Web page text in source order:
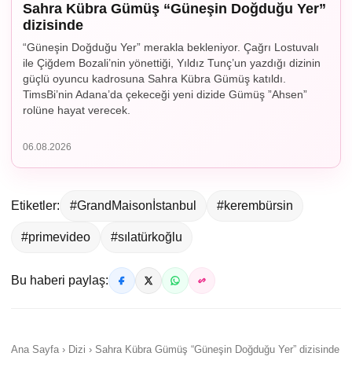
Sahra Kübra Gümüş “Güneşin Doğduğu Yer”
dizisinde
“Güneşin Doğduğu Yer” merakla bekleniyor. Çağrı Lostuvalı
ile Çiğdem Bozali’nin yönettiği, Yıldız Tunç’un yazdığı dizinin
güçlü oyuncu kadrosuna Sahra Kübra Gümüş katıldı.
TimsBi’nin Adana’da çekeceği yeni dizide Gümüş ”Ahsen”
rolüne hayat verecek.
06.08.2026
Etiketler: #GrandMaisonİstanbul #kerembürsin
#primevideo #sılatürkoğlu
Bu haberi paylaş:
Ana Sayfa › Dizi › Sahra Kübra Gümüş “Güneşin Doğduğu Yer” dizisinde